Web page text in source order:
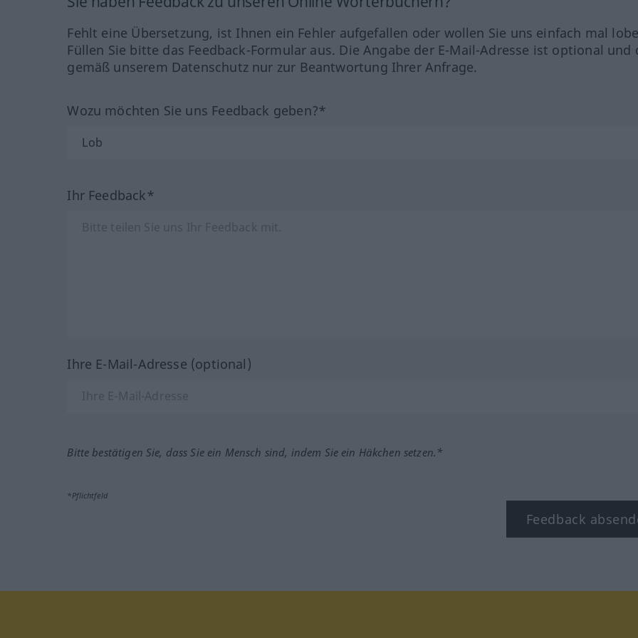
Fehlt eine Übersetzung, ist Ihnen ein Fehler aufgefallen oder wollen Sie uns einfach mal
Füllen Sie bitte das Feedback-Formular aus. Die Angabe der E-Mail-Adresse ist optional und
gemäß unserem Datenschutz nur zur Beantwortung Ihrer Anfrage.
Wozu möchten Sie uns Feedback geben?*
Ihr Feedback*
Ihre E-Mail-Adresse (optional)
Bitte bestätigen Sie, dass Sie ein Mensch sind, indem Sie ein Häkchen setzen.*
*Pflichtfeld
Feedback